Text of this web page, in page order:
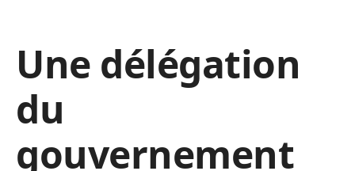
Une délégation
du
gouvernement